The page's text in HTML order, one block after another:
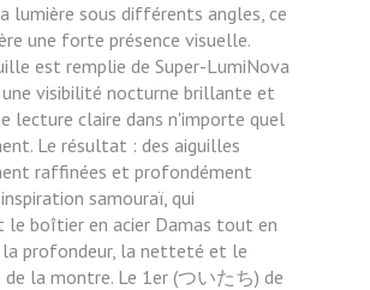
lumière sous différents angles, ce
une forte présence visuelle.
est remplie de Super-LumiNova
une visibilité nocturne brillante et
lecture claire dans n'importe quel
Le résultat : des aiguilles
raffinées et profondément
samouraï, qui
le boîtier en acier Damas tout en
la profondeur, la netteté et le
la montre. Le 1er (ついたち) de